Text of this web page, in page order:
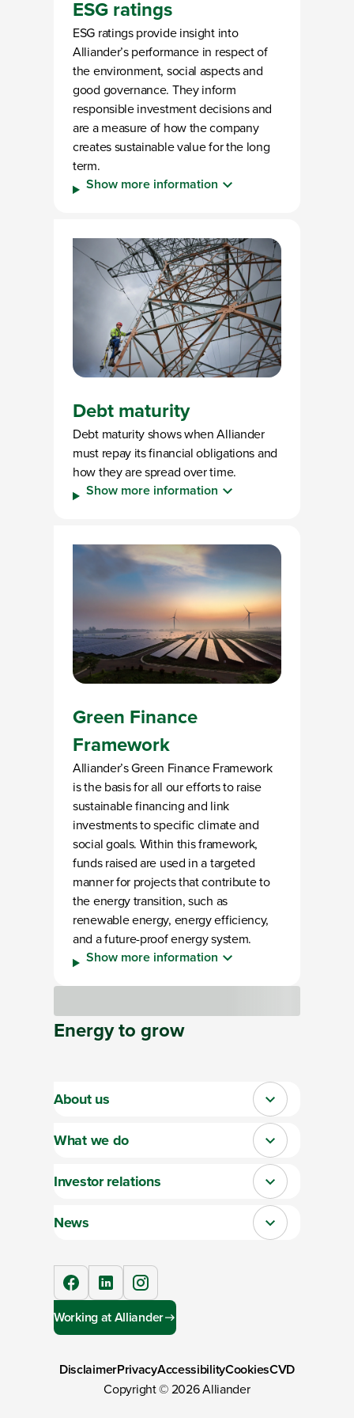
ESG ratings
ESG ratings provide insight into
Alliander’s performance in respect of
the environment, social aspects and
good governance. They inform
responsible investment decisions and
are a measure of how the company
creates sustainable value for the long
term.
Show more information
Debt maturity
Debt maturity shows when Alliander
must repay its financial obligations and
how they are spread over time.
Show more information
Green Finance
Framework
Alliander’s Green Finance Framework
is the basis for all our efforts to raise
sustainable financing and link
investments to specific climate and
social goals. Within this framework,
funds raised are used in a targeted
manner for projects that contribute to
the energy transition, such as
renewable energy, energy efficiency,
and a future-proof energy system.
Show more information
Energyto grow
About us Close
What we do Close
Investor relations Close
News Close
facebooklinkedIninstagram
Working at Alliander
DisclaimerPrivacyAccessibilityCookiesCVD
Copyright ©2026Alliander